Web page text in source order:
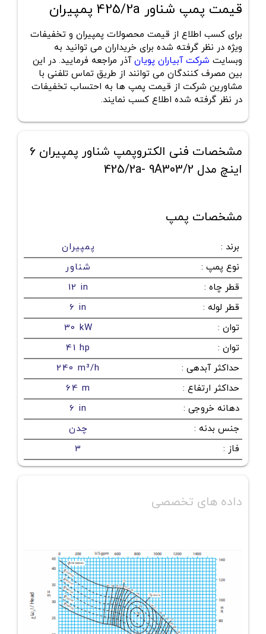
قیمت پمپ شناور 425/2a پمپیران
برای کسب اطلاع از قیمت محصولات پمپیران و تخفیفات
ویژه در نظر گرفته شده برای خریداران می توانید به
وبسایت شرکت آبیاران پویانآذر مراجعه فرمایید. در این
بین مصرف کنندگان می توانند از طریق تماس تلفنی با
مشاورین شرکت از قیمت پمپ ها به احتساب تخفیفات
در نظر گرفته شده اطلاع کسب نمایند.
مشخصات فنی الکتروپمپ شناور پمپیران 6
اینچ مدل 425/2a- 9A303/2
مشخصات پمپ
برند :
پمپیران
نوع پمپ :
شناور
قطر چاه :
12 in
قطر لوله :
6 in
توان :
30 kW
توان :
41 hp
حداکثر آبدهی :
240 m³/h
حداکثر ارتفاع :
64 m
دهانه خروجی :
6 in
جنس بدنه :
چدن
فاز :
3
داده های تخصصی